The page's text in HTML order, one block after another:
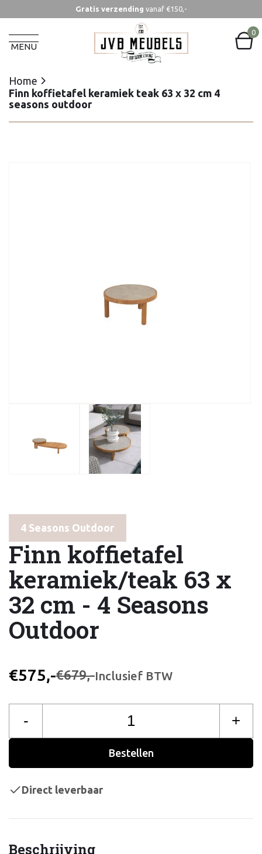
Gratis verzending vanaf €150,-
MENU
0
Home
Finn koffietafel keramiek teak 63 x 32 cm 4
seasons outdoor
Home
Finn koffietafel keramiek teak 63 x 32 cm 4
seasons outdoor
4 Seasons Outdoor
Finn koffietafel
keramiek/teak 63 x
32 cm - 4 Seasons
Outdoor
€575,-€679,-Inclusief BTW
Beschrijving
- +
Bestellen
Direct leverbaar